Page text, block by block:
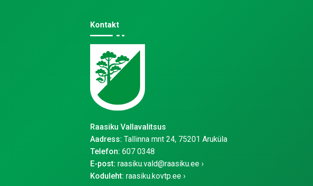
Kontakt
Raasiku Vallavalitsus
Aadress: Tallinna mnt 24, 75201 Aruküla
Telefon: 607 0348
E-post: raasiku.vald@raasiku.ee
Koduleht: raasiku.kovtp.ee